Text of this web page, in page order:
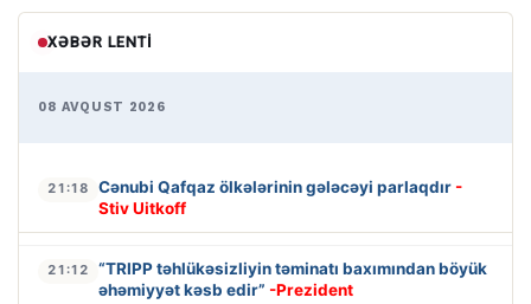
XƏBƏR LENTI
08 AVQUST 2026
21:18 Cənubi Qafqaz ölkələrinin gələcəyi parlaqdır -
Stiv Uitkoff
21:12
“TRIPP təhlükəsizliyin təminatı baxımından böyük
əhəmiyyət kəsb edir” -Prezident